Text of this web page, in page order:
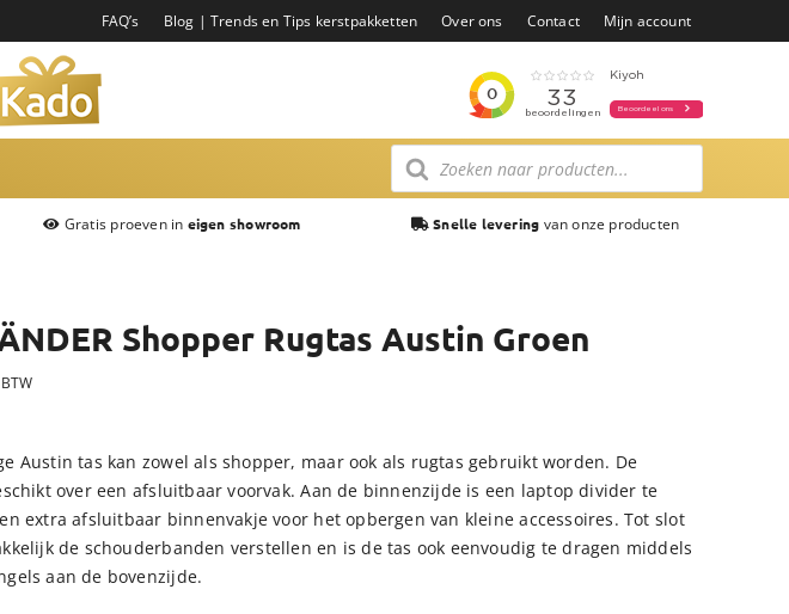
FAQ’s Blog | Trends en Tips kerstpakketten Over ons Contact Mijn account
Producten
zoeken
Gratis proeven in eigen showroom Snelle levering van onze producten
Shopper Rugtas Austin Groen
Austin tas kan zowel als shopper, maar ook als rugtas gebruikt worden. De
over een afsluitbaar voorvak. Aan de binnenzijde is een laptop divider te
extra afsluitbaar binnenvakje voor het opbergen van kleine accessoires. Tot slot
de schouderbanden verstellen en is de tas ook eenvoudig te dragen middels
aan de bovenzijde.